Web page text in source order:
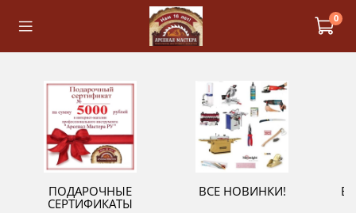
0
ПОДАРОЧНЫЕ
СЕРТИФИКАТЫ
ВСЕ НОВИНКИ!